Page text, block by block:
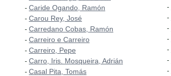
- Caride Ogando, Ramón
- Carou Rey, José
- Carredano Cobas, Ramón
- Carreiro e Carreiro
- Carreiro, Pepe
- Carro, Iris. Mosqueira, Adrián
- Casal Pita, Tomás
-
-
-
-
-
-
-